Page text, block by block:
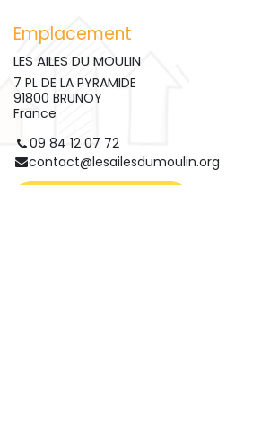
Emplacement
LES AILES DU MOULIN
7 PL DE LA PYRAMIDE
91800 BRUNOY
France
09 84 12 07 72
contact@lesailesdumoulin.org